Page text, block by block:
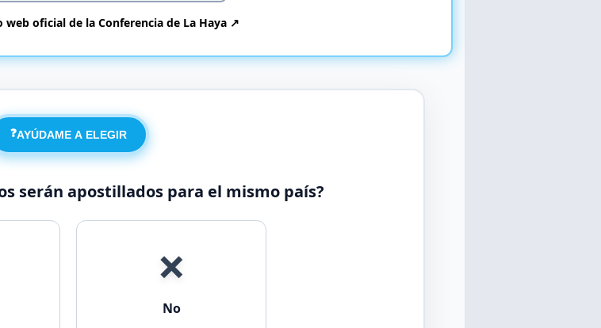
oficial de la Conferencia de La Haya ↗
❓AYÚDAME A ELEGIR
serán apostillados para el mismo país?
❌
No